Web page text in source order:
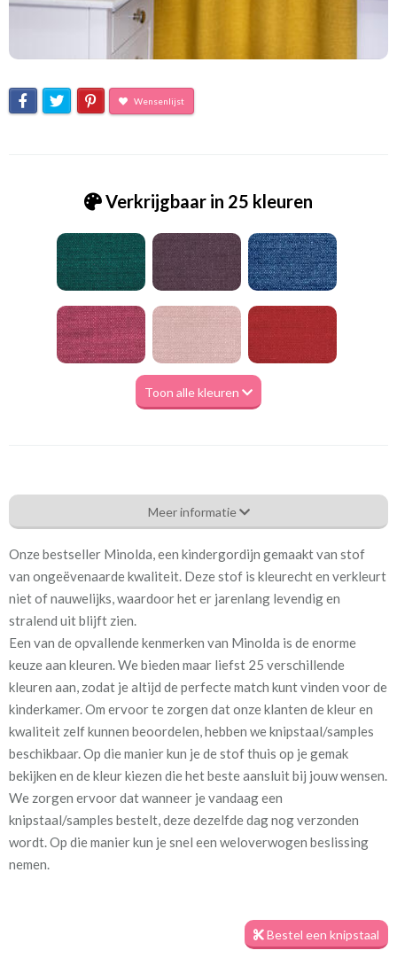
Wensenlijst
Verkrijgbaar in 25 kleuren
Toon alle kleuren
Gd_Zenith-401 Minolda ochre
Eigenschappen gordijnstof
Artikelnummer
Gd_Zenith-401 Minolda
Stofbreedte:
Mate van verduistering:
Geen (voering optioneel
tijdens bestelproces)
Meestal eerder, maar houd
rekening met
circa 2-3 weken
Materiaal: Katoen en polyester
Minolda is samengesteld uit katoen en polyester, wat zorgt voor
duurzaamheid en een zacht aanvoelende stof. Het rijke
Meer informatie
Onze bestseller Minolda, een kindergordijn gemaakt van stof
van ongeëvenaarde kwaliteit. Deze stof is kleurecht en verkleurt
niet of nauwelijks, waardoor het er jarenlang levendig en
stralend uit blijft zien.
Een van de opvallende kenmerken van Minolda is de enorme
keuze aan kleuren. We bieden maar liefst 25 verschillende
kleuren aan, zodat je altijd de perfecte match kunt vinden voor de
kinderkamer. Om ervoor te zorgen dat onze klanten de kleur en
kwaliteit zelf kunnen beoordelen, hebben we knipstaal/samples
beschikbaar. Op die manier kun je de stof thuis op je gemak
bekijken en de kleur kiezen die het beste aansluit bij jouw wensen.
We zorgen ervoor dat wanneer je vandaag een
knipstaal/samples bestelt, deze dezelfde dag nog verzonden
wordt. Op die manier kun je snel een weloverwogen beslissing
nemen.
Bestel een knipstaal